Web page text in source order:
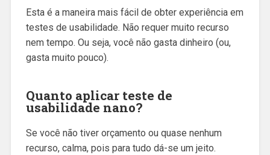
Esta é a maneira mais fácil de obter experiência em
testes de usabilidade. Não requer muito recurso
nem tempo. Ou seja, você não gasta dinheiro (ou,
gasta muito pouco).
Quanto aplicar teste de
usabilidade nano?
Se você não tiver orçamento ou quase nenhum
recurso, calma, pois para tudo dá-se um jeito.